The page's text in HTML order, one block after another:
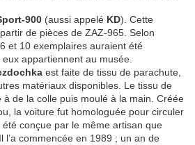
900 (aussi appelé KD). Cette
de pièces de ZAZ-965. Selon
et 10 exemplaires auraient été
appartiennent au musée.
est faite de tissu de parachute,
matériaux disponibles. Le tissu de
de la colle puis moulé à la main. Créée
la voiture fut homologuée pour circuler
conçue par le même artisan que
l’a commencée en 1989 ; un an de